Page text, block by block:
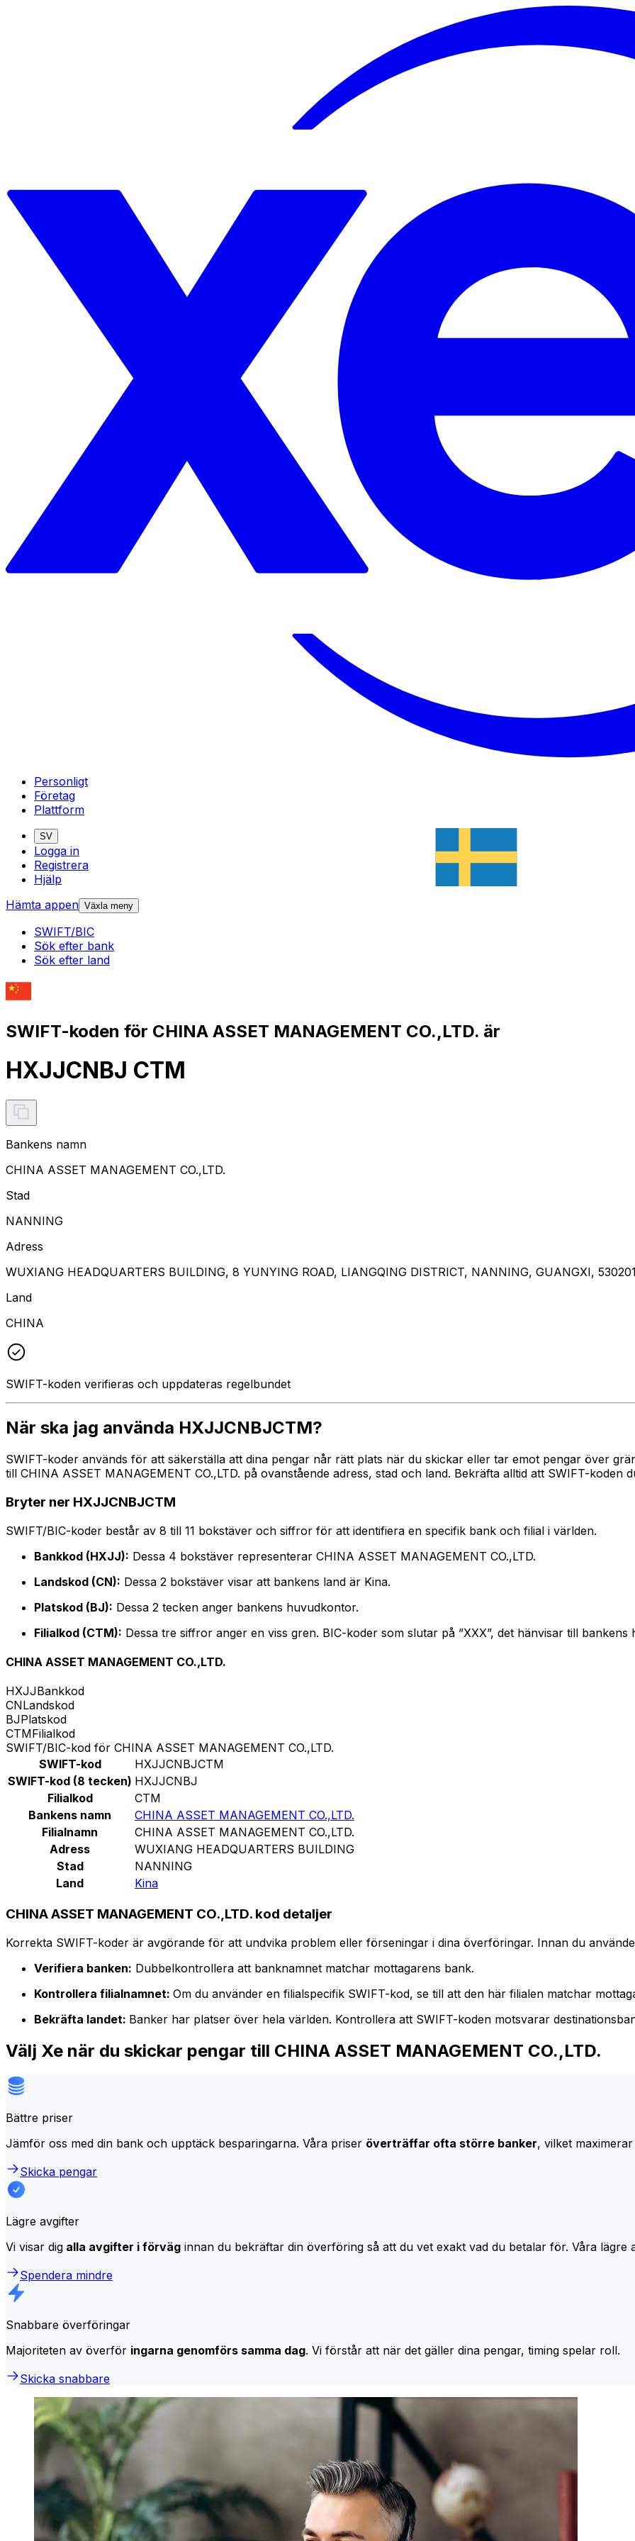
Personligt
Företag
Plattform
SV
Logga in
Registrera
Hjälp
Hämta appen Växla meny
SWIFT/BIC
Sök efter bank
Sök efter land
SWIFT-koden för CHINA ASSET MANAGEMENT CO.,LTD. är
HXJJCNBJ CTM
Bankens namn
CHINA ASSET MANAGEMENT CO.,LTD.
Stad
NANNING
Adress
WUXIANG HEADQUARTERS BUILDING, 8 YUNYING ROAD, LIANGQING DISTRICT, NANNING, GUANGXI, 530201
Land
CHINA
SWIFT-koden verifieras och uppdateras regelbundet
När ska jag använda HXJJCNBJCTM?
SWIFT-koder används för att säkerställa att dina pengar når rätt plats när du skickar eller tar emot pengar över
till CHINA ASSET MANAGEMENT CO.,LTD. på ovanstående adress, stad och land. Bekräfta alltid att SWIFT-koden
Bryter ner HXJJCNBJCTM
SWIFT/BIC-koder består av 8 till 11 bokstäver och siffror för att identifiera en specifik bank och filial i världen.
Bankkod (HXJJ): Dessa 4 bokstäver representerar CHINA ASSET MANAGEMENT CO.,LTD.
Landskod (CN): Dessa 2 bokstäver visar att bankens land är Kina.
Platskod (BJ): Dessa 2 tecken anger bankens huvudkontor.
Filialkod (CTM): Dessa tre siffror anger en viss gren. BIC-koder som slutar på ”XXX”, det hänvisar till bankens
CHINA ASSET MANAGEMENT CO.,LTD.
HXJJBankkod
CNLandskod
BJPlatskod
CTMFilialkod
SWIFT/BIC-kod för CHINA ASSET MANAGEMENT CO.,LTD.
SWIFT-kod
HXJJCNBJCTM
SWIFT-kod (8 tecken) HXJJCNBJ
Filialkod
CTM
Bankens namn
CHINA ASSET MANAGEMENT CO.,LTD.
Filialnamn
CHINA ASSET MANAGEMENT CO.,LTD.
Adress
WUXIANG HEADQUARTERS BUILDING
Stad
NANNING
Land
Kina
CHINA ASSET MANAGEMENT CO.,LTD. kod detaljer
Korrekta SWIFT-koder är avgörande för att undvika problem eller förseningar i dina överföringar. Innan du
Verifiera banken: Dubbelkontrollera att banknamnet matchar mottagarens bank.
Kontrollera filialnamnet: Om du använder en filialspecifik SWIFT-kod, se till att den här filialen matchar
Bekräfta landet: Banker har platser över hela världen. Kontrollera att SWIFT-koden motsvarar
Välj Xe när du skickar pengar till CHINA ASSET MANAGEMENT CO.,LTD.
Bättre priser
Jämför oss med din bank och upptäck besparingarna. Våra priser överträffar ofta större banker, vilket
Skicka pengar
Lägre avgifter
Vi visar dig alla avgifter i förväg innan du bekräftar din överföring så att du vet exakt vad du betalar för. Våra lägre
Spendera mindre
Snabbare överföringar
Majoriteten av överför ingarna genomförs samma dag. Vi förstår att när det gäller dina pengar, timing spelar roll.
Skicka snabbare